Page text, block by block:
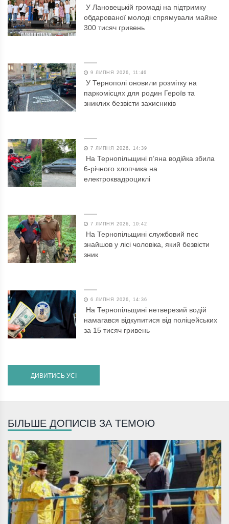
У Лановецькій громаді на підтримку
обдарованої молоді спрямували майже
300 тисяч гривень
9 ЛИПНЯ 2026, 11:46
У Тернополі оновили розмітку на
паркомісцях для родин Героїв та
зниклих безвісти захисників
7 ЛИПНЯ 2026, 14:39
На Тернопільщині п’яна водійка збила
6-річного хлопчика на
електроквадроциклі
7 ЛИПНЯ 2026, 10:42
На Тернопільщині службовий пес
знайшов у лісі чоловіка, який безвісти
зник
6 ЛИПНЯ 2026, 14:36
На Тернопільщині нетверезий водій
намагався відкупитися від поліцейських
за 15 тисяч гривень
ДИВИТИСЬ УСІ
БІЛЬШЕ ДОПИСІВ ЗА ТЕМОЮ